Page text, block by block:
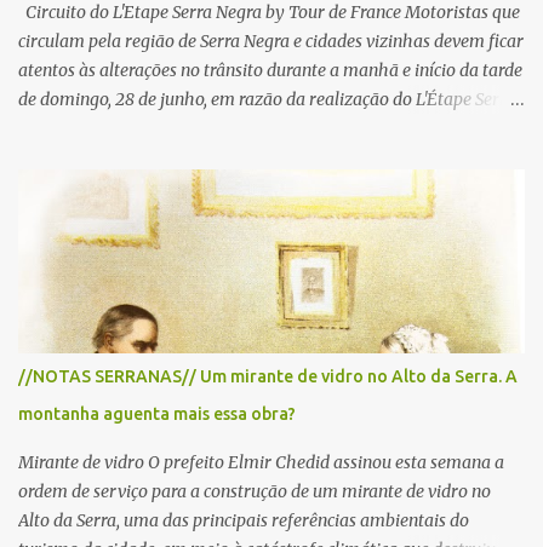
Circuito do L'Etape Serra Negra by Tour de France Motoristas que
circulam pela região de Serra Negra e cidades vizinhas devem ficar
atentos às alterações no trânsito durante a manhã e início da tarde
de domingo, 28 de junho, em razão da realização do L'Étape Serra
reunirá atletas de diferentes regiões do país e terá percursos
passando pelos municípios de Serra Negra, Amparo, Monte Alegre
do Sul, Lindoia e Socorro. Para garantir a segurança dos
participantes e do público, diversos trechos de rodovias e estradas
da região serão interditados temporariamente ao longo da prova.
A largada será na Rua Coronel Pedro Penteado, em Serra Negra,
cronograma da organização e de todas as prefeituras envolvidas,
as interdições ocorrerão de forma programada e os trechos serão
//NOTAS SERRANAS// Um mirante de vidro no Alto da Serra. A
montanha aguenta mais essa obra?
Mirante de vidro O prefeito Elmir Chedid assinou esta semana a
ordem de serviço para a construção de um mirante de vidro no
Alto da Serra, uma das principais referências ambientais do